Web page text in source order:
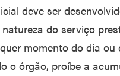
deve ser
do serviço
momento do dia ou
o órgão, proíbe a